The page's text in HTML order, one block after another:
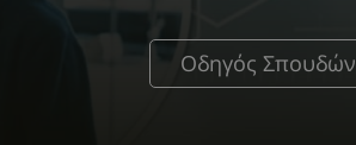
Οδηγός Σπουδών